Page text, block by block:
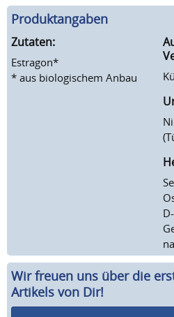
Produktangaben
Zutaten:
Estragon*
* aus biologischem Anbau
Wir freuen uns über die
Artikels von Dir!